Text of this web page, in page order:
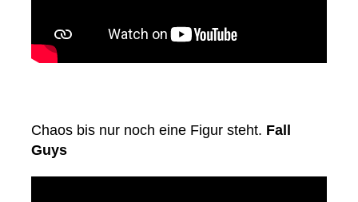
Chaos bis nur noch eine Figur steht. Fall
Guys